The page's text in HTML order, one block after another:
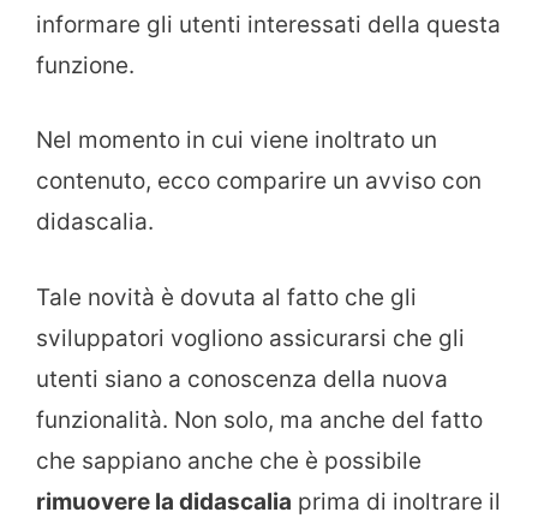
informare gli utenti interessati della questa
funzione.
Nel momento in cui viene inoltrato un
contenuto, ecco comparire un avviso con
didascalia.
Tale novità è dovuta al fatto che gli
sviluppatori vogliono assicurarsi che gli
utenti siano a conoscenza della nuova
funzionalità. Non solo, ma anche del fatto
che sappiano anche che è possibile
rimuovere la didascalia prima di inoltrare il